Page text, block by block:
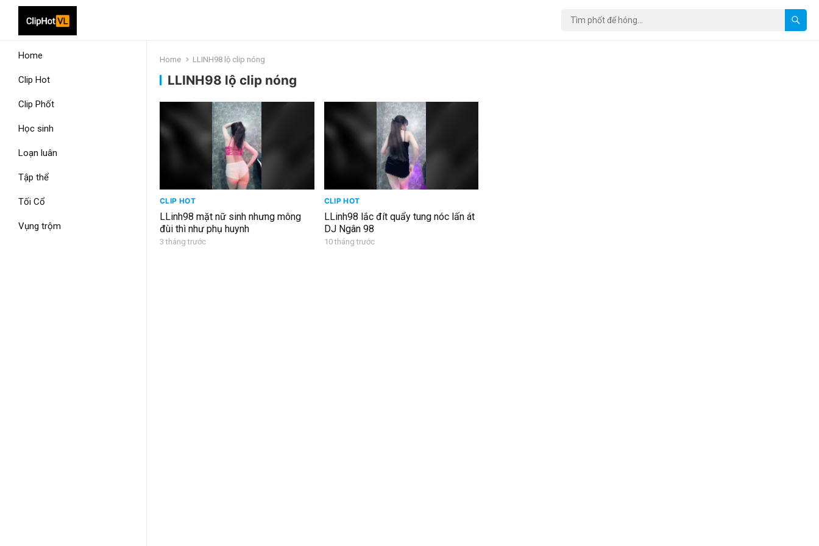
Home
Clip Hot
Clip Phốt
Học sinh
Loạn luân
Tập thể
Tối Cổ
Vụng trộm
Home LLINH98 lộ clip nóng
LLINH98 lộ clip nóng
CLIP HOT
LLinh98 mặt nữ sinh nhưng mông
đùi thì như phụ huynh
3 tháng trước
CLIP HOT
LLinh98 lắc đít quẩy tung nóc lấn át
DJ Ngân 98
10 tháng trước